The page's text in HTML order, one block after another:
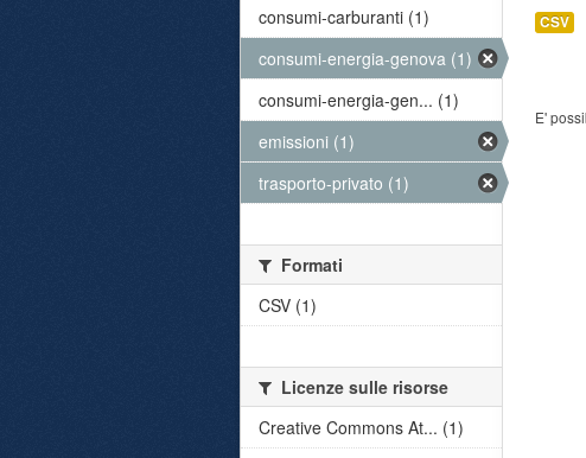
CSV
E'
consumi-carburanti (1)
consumi-energia-genova (1)
consumi-energia-gen... (1)
emissioni (1)
trasporto-privato (1)
Formati
CSV (1)
Licenze sulle risorse
Creative Commons At... (1)